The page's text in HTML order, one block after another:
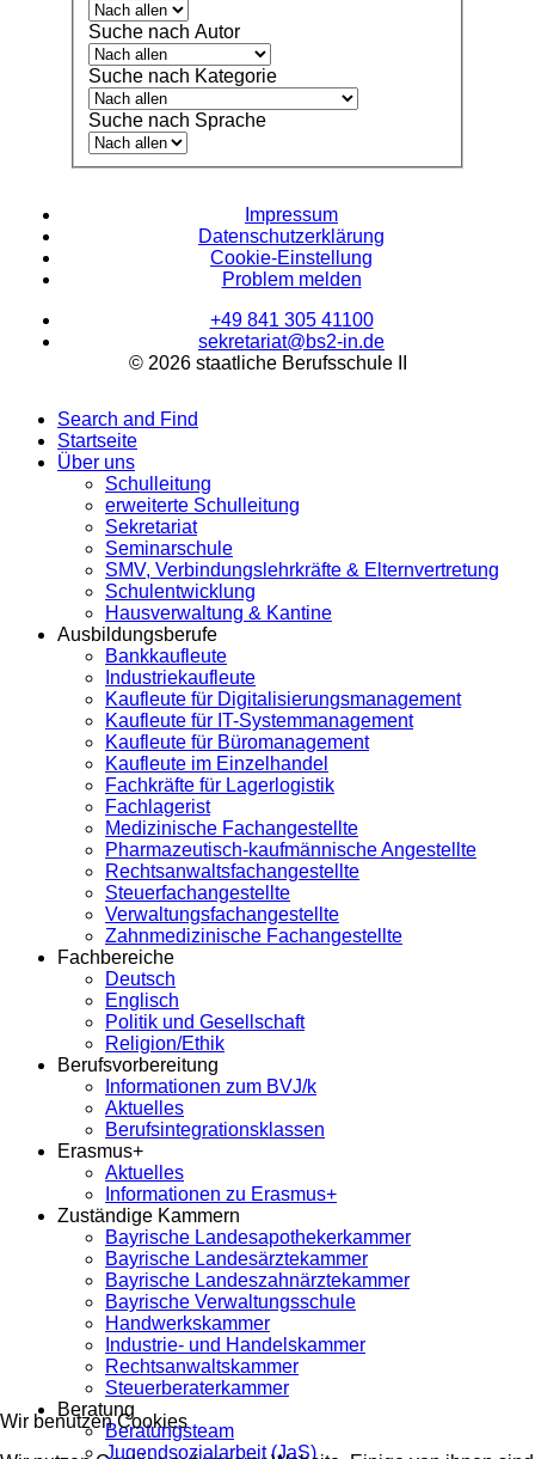
Suche nach Autor
Suche nach Kategorie
Suche nach Sprache
Impressum
Datenschutzerklärung
Cookie-Einstellung
Problem melden
+49 841 305 41100
sekretariat@bs2-in.de
© 2026 staatliche Berufsschule II
Search and Find
Startseite
Über uns
Schulleitung
erweiterte Schulleitung
Sekretariat
Seminarschule
SMV, Verbindungslehrkräfte & Elternvertretung
Schulentwicklung
Hausverwaltung & Kantine
Ausbildungsberufe
Bankkaufleute
Industriekaufleute
Kaufleute für Digitalisierungsmanagement
Kaufleute für IT-Systemmanagement
Kaufleute für Büromanagement
Kaufleute im Einzelhandel
Fachkräfte für Lagerlogistik
Fachlagerist
Medizinische Fachangestellte
Pharmazeutisch-kaufmännische Angestellte
Rechtsanwaltsfachangestellte
Steuerfachangestellte
Verwaltungsfachangestellte
Zahnmedizinische Fachangestellte
Fachbereiche
Deutsch
Englisch
Politik und Gesellschaft
Religion/Ethik
Berufsvorbereitung
Informationen zum BVJ/k
Aktuelles
Berufsintegrationsklassen
Erasmus+
Aktuelles
Informationen zu Erasmus+
Zuständige Kammern
Bayrische Landesapothekerkammer
Bayrische Landesärztekammer
Bayrische Landeszahnärztekammer
Bayrische Verwaltungsschule
Handwerkskammer
Industrie- und Handelskammer
Rechtsanwaltskammer
Steuerberaterkammer
Beratung
Beratungsteam
Jugendsozialarbeit (JaS)
Wir benutzen Cookies